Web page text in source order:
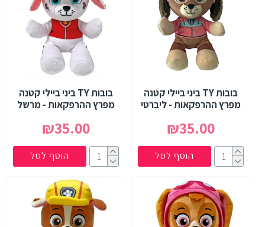
בובות TY ביני ביילי קטנה
מפרץ ההרפקאות - ליברטי
₪35.00
הוסף לסל
בובות TY ביני ביילי קטנה
מפרץ ההרפקאות - מרשל
₪35.00
הוסף לסל